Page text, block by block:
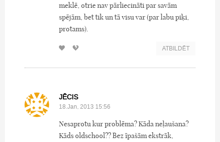
meklē, otrie nav pārliecināti par savām
spējām, bet tik un tā visu var (par labu piķi,
protams).
ATBILDĒT
JĒCIS
18.Jan, 2013 15:56
Nesaprotu kur problēma? Kāda neļaušana?
Kāds oldschool?? Bez īpašām ekstrāk,